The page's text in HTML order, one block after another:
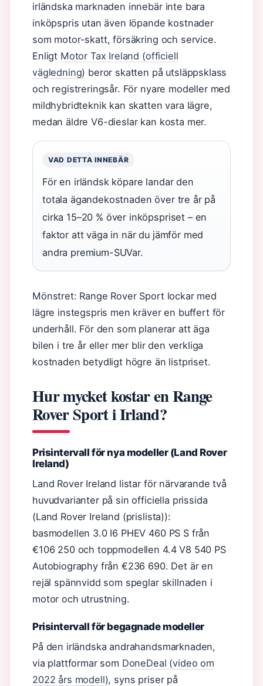
irländska marknaden innebär inte bara
inköpspris utan även löpande kostnader
som motor-skatt, försäkring och service.
Enligt Motor Tax Ireland (officiell
vägledning) beror skatten på utsläppsklass
och registreringsår. För nyare modeller med
mildhybridteknik kan skatten vara lägre,
medan äldre V6-dieslar kan kosta mer.
VAD DETTA INNEBÄR
För en irländsk köpare landar den
totala ägandekostnaden över tre år på
cirka 15–20 % över inköpspriset – en
faktor att väga in när du jämför med
andra premium-SUVar.
Mönstret: Range Rover Sport lockar med
lägre instegspris men kräver en buffert för
underhåll. För den som planerar att äga
bilen i tre år eller mer blir den verkliga
kostnaden betydligt högre än listpriset.
Hur mycket kostar en Range
Rover Sport i Irland?
Prisintervall för nya modeller (Land Rover
Ireland)
Land Rover Ireland listar för närvarande två
huvudvarianter på sin officiella prissida
(Land Rover Ireland (prislista)):
basmodellen 3.0 I6 PHEV 460 PS S från
€106 250 och toppmodellen 4.4 V8 540 PS
Autobiography från €236 690. Det är en
rejäl spännvidd som speglar skillnaden i
motor och utrustning.
Prisintervall för begagnade modeller
På den irländska andrahandsmarknaden,
via plattformar som DoneDeal (video om
2022 års modell), syns priser på